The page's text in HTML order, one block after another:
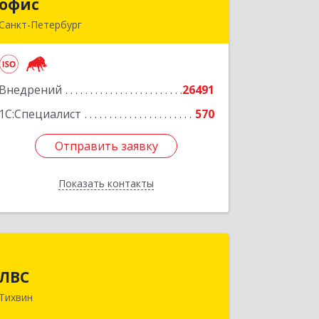
офис
Петербург
Внедрений
26491
1С:Специалист
570
Отправить заявку
Показать контакты
Подробнее
Отправить заявку
Назад
Тихвин
Тихвинский р-н, Тихвин г, Ярослава